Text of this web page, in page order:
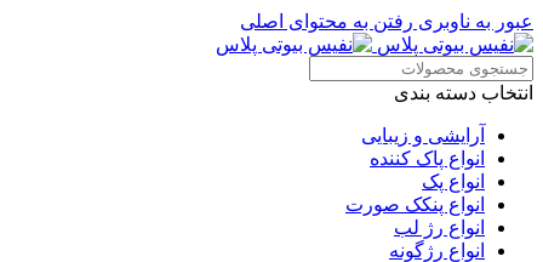
عبور به ناوبری رفتن به محتوای اصلی
انتخاب دسته بندی
آرایشی و زیبایی
انواع پاک کننده
انواع پک
انواع پنکک صورت
انواع رژ لب
انواع رژگونه